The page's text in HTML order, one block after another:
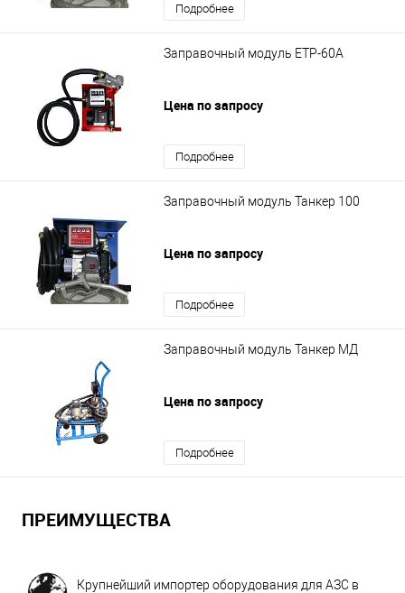
Подробнее
Заправочный модуль ETP-60A
Цена по запросу
Подробнее
Заправочный модуль Танкер 100
Цена по запросу
Подробнее
Заправочный модуль Танкер МД
Цена по запросу
Подробнее
ПРЕИМУЩЕСТВА
Крупнейший импортер оборудования для АЗС в